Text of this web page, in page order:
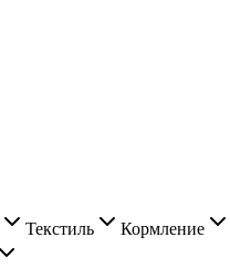
Текстиль Кормление